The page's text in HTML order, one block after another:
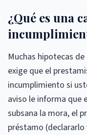
¿Qué es una
Muchas hipotecas
exige que el
incumplimiento si
aviso le informa que
subsana la mora, el
préstamo